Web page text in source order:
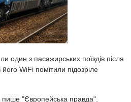
один з пасажирських поїздів після
WiFi помітили підозріле
"Європейська правда".